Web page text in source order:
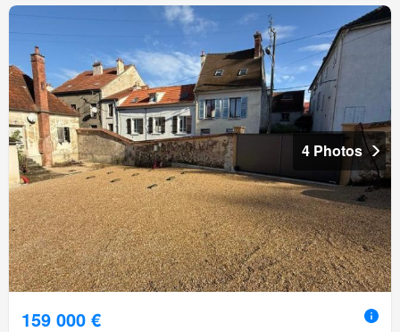
4 Photos
159 000 €